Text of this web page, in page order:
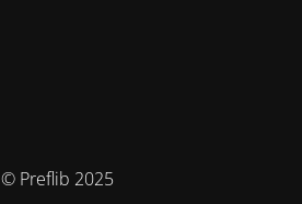
© Preflib 2025